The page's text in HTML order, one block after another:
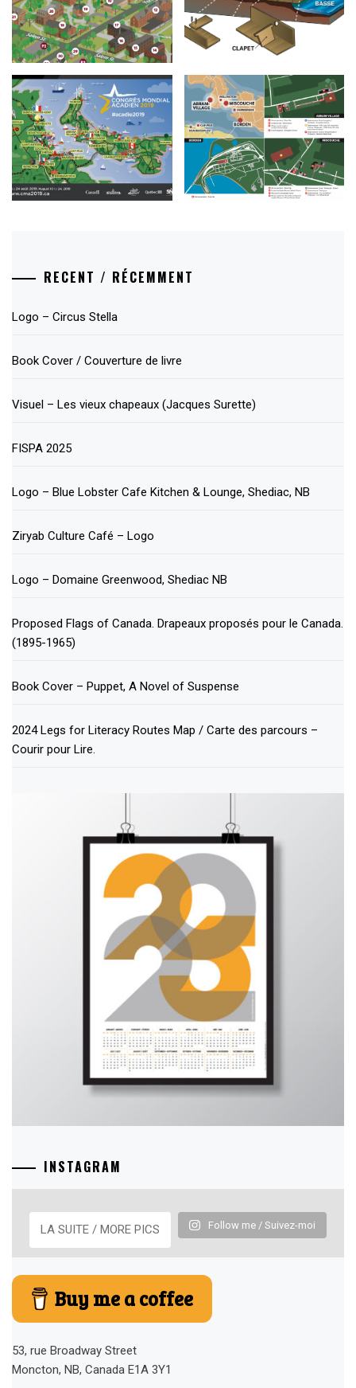
RECENT / RÉCEMMENT
Logo – Circus Stella
Book Cover / Couverture de livre
Visuel – Les vieux chapeaux (Jacques Surette)
FISPA 2025
Logo – Blue Lobster Cafe Kitchen & Lounge, Shediac, NB
Ziryab Culture Café – Logo
Logo – Domaine Greenwood, Shediac NB
Proposed Flags of Canada. Drapeaux proposés pour le Canada.
(1895-1965)
Book Cover – Puppet, A Novel of Suspense
2024 Legs for Literacy Routes Map / Carte des parcours –
Courir pour Lire.
INSTAGRAM
LA SUITE / MORE PICS Follow me / Suivez-moi
Buy me a coffee
53, rue Broadway Street
Moncton, NB, Canada E1A 3Y1